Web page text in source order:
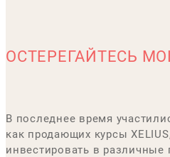
ОСТЕРЕГАЙТЕСЬ
В последнее время
как продающих курсы
инвестировать в различные